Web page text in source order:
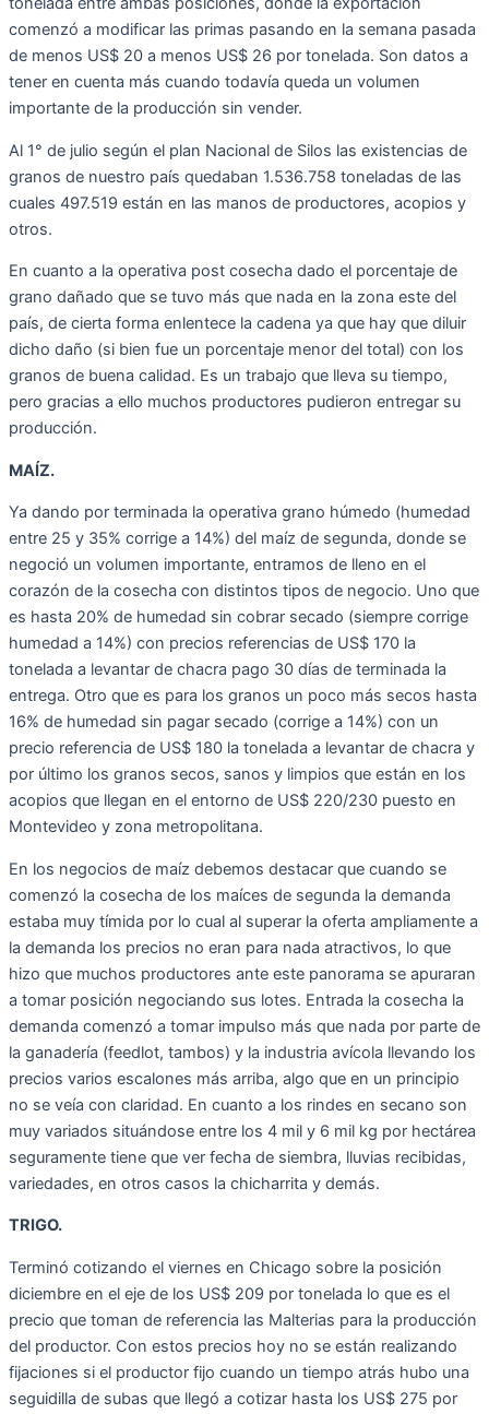
comenzó a modificar las primas pasando en la semana pasada
de menos US$ 20 a menos US$ 26 por tonelada. Son datos a
tener en cuenta más cuando todavía queda un volumen
importante de la producción sin vender.
Al 1° de julio según el plan Nacional de Silos las existencias de
granos de nuestro país quedaban 1.536.758 toneladas de las
cuales 497.519 están en las manos de productores, acopios y
otros.
En cuanto a la operativa post cosecha dado el porcentaje de
grano dañado que se tuvo más que nada en la zona este del
país, de cierta forma enlentece la cadena ya que hay que diluir
dicho daño (si bien fue un porcentaje menor del total) con los
granos de buena calidad. Es un trabajo que lleva su tiempo,
pero gracias a ello muchos productores pudieron entregar su
producción.
MAÍZ.
Ya dando por terminada la operativa grano húmedo (humedad
entre 25 y 35% corrige a 14%) del maíz de segunda, donde se
negoció un volumen importante, entramos de lleno en el
corazón de la cosecha con distintos tipos de negocio. Uno que
es hasta 20% de humedad sin cobrar secado (siempre corrige
humedad a 14%) con precios referencias de US$ 170 la
tonelada a levantar de chacra pago 30 días de terminada la
entrega. Otro que es para los granos un poco más secos hasta
16% de humedad sin pagar secado (corrige a 14%) con un
precio referencia de US$ 180 la tonelada a levantar de chacra y
por último los granos secos, sanos y limpios que están en los
acopios que llegan en el entorno de US$ 220/230 puesto en
Montevideo y zona metropolitana.
En los negocios de maíz debemos destacar que cuando se
comenzó la cosecha de los maíces de segunda la demanda
estaba muy tímida por lo cual al superar la oferta ampliamente a
la demanda los precios no eran para nada atractivos, lo que
hizo que muchos productores ante este panorama se apuraran
a tomar posición negociando sus lotes. Entrada la cosecha la
demanda comenzó a tomar impulso más que nada por parte de
la ganadería (feedlot, tambos) y la industria avícola llevando los
precios varios escalones más arriba, algo que en un principio
no se veía con claridad. En cuanto a los rindes en secano son
muy variados situándose entre los 4 mil y 6 mil kg por hectárea
seguramente tiene que ver fecha de siembra, lluvias recibidas,
variedades, en otros casos la chicharrita y demás.
TRIGO.
Terminó cotizando el viernes en Chicago sobre la posición
diciembre en el eje de los US$ 209 por tonelada lo que es el
precio que toman de referencia las Malterias para la producción
del productor. Con estos precios hoy no se están realizando
fijaciones si el productor fijo cuando un tiempo atrás hubo una
seguidilla de subas que llegó a cotizar hasta los US$ 275 por